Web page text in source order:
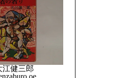
江健三郎
oe